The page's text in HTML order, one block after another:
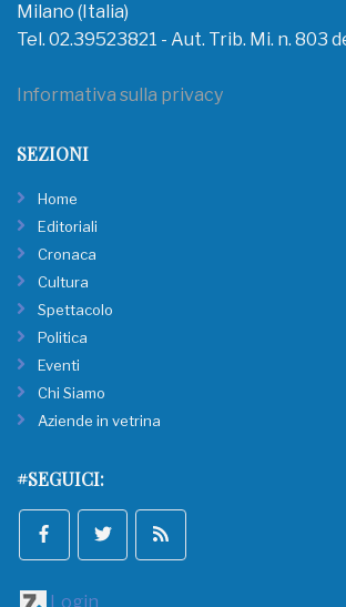
Milano (Italia)
Tel. 02.39523821 - Aut. Trib. Mi. n. 803
Informativa sulla privacy
SEZIONI
Home
Editoriali
Cronaca
Cultura
Spettacolo
Politica
Eventi
Chi Siamo
Aziende in vetrina
#SEGUICI:
Login